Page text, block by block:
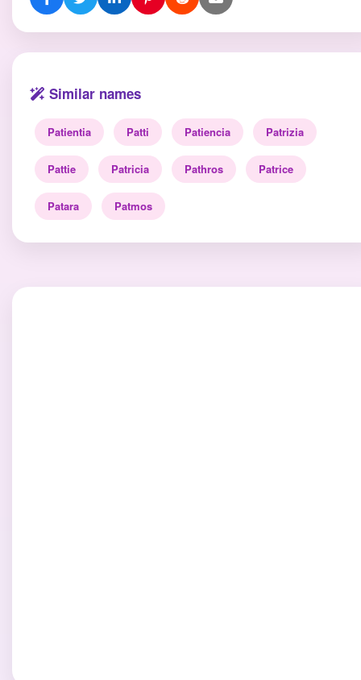
Similar names
Patientia Patti Patiencia Patrizia
Pattie Patricia Pathros Patrice
Patara Patmos